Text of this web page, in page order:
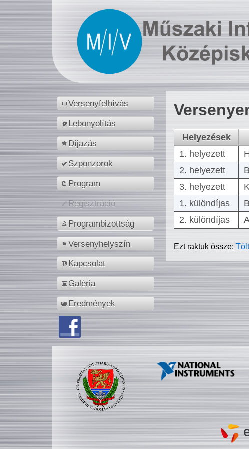
Versenyfelhívás
Lebonyolítás
Díjazás
Szponzorok
Program
Regisztráció
Programbizottság
Versenyhelyszín
Kapcsolat
Galéria
Eredmények
Helyezések
1. helyezett
2. helyezett
3. helyezett
1. különdíjas
2. különdíjas
Ezt raktuk össze: